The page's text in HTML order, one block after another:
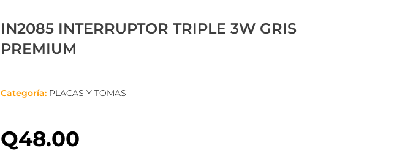
IN2085 INTERRUPTOR TRIPLE 3W GRIS
PREMIUM
Categoría: PLACAS Y TOMAS
Q48.00